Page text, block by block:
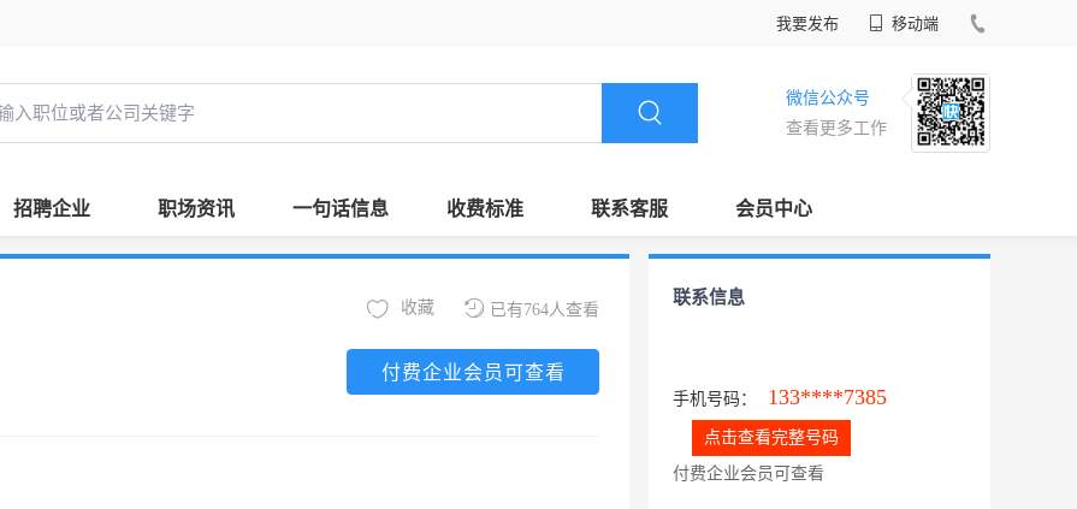
我要发布 移动端
微信公众号
查看更多工作
招聘企业 职场资讯 一句话信息 收费标准 联系客服 会员中心
已有764人查看
收藏
付费企业会员可查看
联系信息
手机号码： 133****7385
点击查看完整号码
付费企业会员可查看